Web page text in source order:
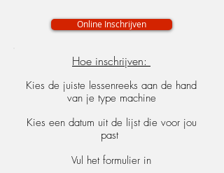
Online Inschrijven
Hoe inschrijven:
Kies de juiste lessenreeks aan de hand
van je type machine
Kies een datum uit de lijst die voor jou
past
Vul het formulier in